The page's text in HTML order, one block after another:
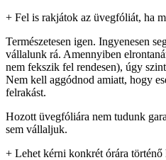
+ Fel is rakjátok az üvegfóliát, ha
Természetesen igen. Ingyenesen
vállalunk rá. Amennyiben
nem fekszik fel rendesen), úgy
Nem kell aggódnod amiatt, hogy
felrakást.
Hozott üvegfóliára nem tudunk
sem vállaljuk.
+ Lehet kérni konkrét órára történő